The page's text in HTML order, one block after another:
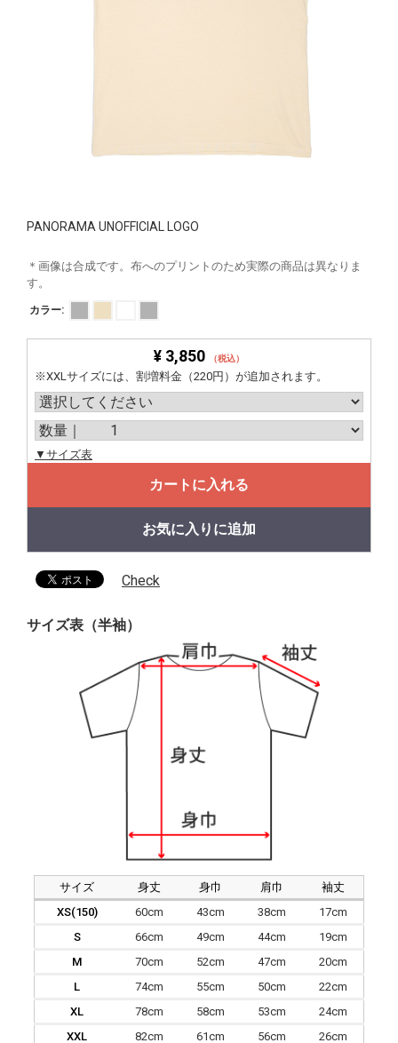
PANORAMA UNOFFICIAL LOGO
＊画像は合成です。布へのプリントのため実際の商品は異なりま
す。
カラー:
¥ 3,850 （税込）
※XXLサイズには、割増料金（220円）が追加されます。
▼サイズ表
カートに入れる
お気に入りに追加
Check
サイズ表（半袖）
サイズ 身丈 身巾 肩巾
袖丈
XS(150)
60cm 43cm 38cm
17cm
S
66cm 49cm 44cm
19cm
M
70cm 52cm 47cm
20cm
L
74cm 55cm 50cm
22cm
XL
78cm 58cm 53cm
24cm
XXL
82cm 61cm 56cm 26cm